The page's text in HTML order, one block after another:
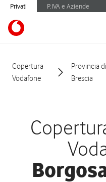
Privati P.IVA e Aziende
Copertura
Vodafone
Provincia di
Brescia